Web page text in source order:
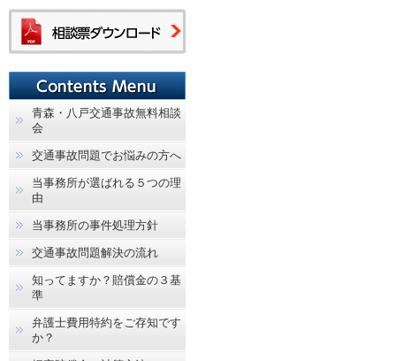
青森・八戸交通事故無料相談
会
交通事故問題でお悩みの方へ
当事務所が選ばれる５つの理
由
当事務所の事件処理方針
交通事故問題解決の流れ
知ってますか？賠償金の３基
準
弁護士費用特約をご存知です
か？